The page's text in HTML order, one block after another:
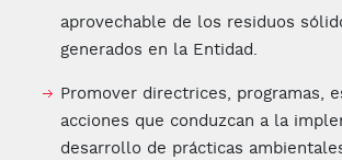
aprovechable de los residuos
generados en la Entidad.
Promover directrices, programas,
acciones que conduzcan a la
desarrollo de prácticas